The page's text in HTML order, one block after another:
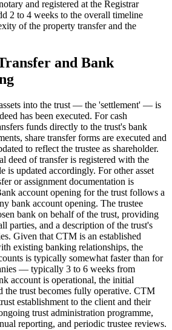
and registered at the Registrar
2 to 4 weeks to the overall timeline
of the property transfer and the
and Bank
into the trust — the 'settlement' — is
has been executed. For cash
funds directly to the trust's bank
share transfer forms are executed and
to reflect the trustee as shareholder.
deed of transfer is registered with the
is updated accordingly. For other asset
or assignment documentation is
account opening for the trust follows a
bank account opening. The trustee
bank on behalf of the trust, providing
parties, and a description of the trust's
Given that CTM is an established
existing banking relationships, the
is typically somewhat faster than for
— typically 3 to 6 weeks from
account is operational, the initial
the trust becomes fully operative. CTM
establishment to the client and their
trust administration programme,
reporting, and periodic trustee reviews.